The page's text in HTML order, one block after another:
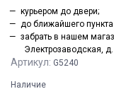
Артикул: G5240
Наличие
курьером до двери;
до ближайшего
забрать в нашем
Электрозаводская,